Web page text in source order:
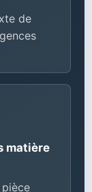
de
matière